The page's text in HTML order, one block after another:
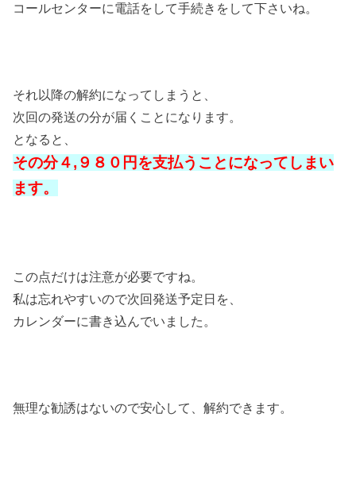
コールセンターに電話をして手続きをして下さいね。
それ以降の解約になってしまうと、
次回の発送の分が届くことになります。
となると、
その分４,９８０円を支払うことになってしまい
ます。
この点だけは注意が必要ですね。
私は忘れやすいので次回発送予定日を、
カレンダーに書き込んでいました。
無理な勧誘はないので安心して、解約できます。